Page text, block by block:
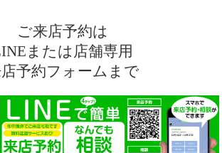
ご来店予約は
または店舗専用
予約フォームまで